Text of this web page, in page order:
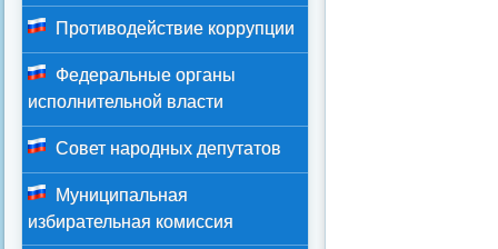
Противодействие коррупции
Федеральные органы
исполнительной власти
Совет народных депутатов
Муниципальная
избирательная комиссия